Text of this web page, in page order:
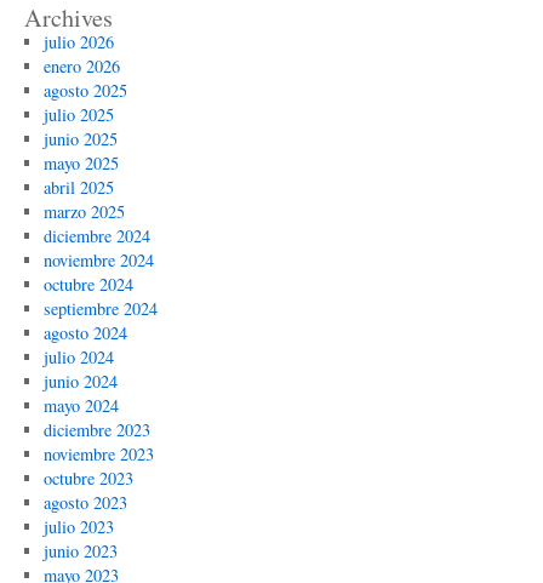
Archives
julio 2026
enero 2026
agosto 2025
julio 2025
junio 2025
mayo 2025
abril 2025
marzo 2025
diciembre 2024
noviembre 2024
octubre 2024
septiembre 2024
agosto 2024
julio 2024
junio 2024
mayo 2024
diciembre 2023
noviembre 2023
octubre 2023
agosto 2023
julio 2023
junio 2023
mayo 2023